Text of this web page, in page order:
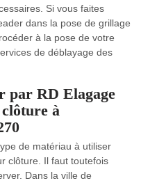
Si vous faites
dans la pose de grillage
à la pose de votre
de déblayage des
par RD Elagage
à
de matériau à utiliser
clôture. Il faut toutefois
Dans la ville de